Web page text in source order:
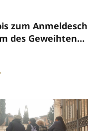
zum
des Geweihten